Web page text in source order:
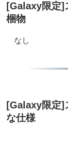
[Galaxy限定]
梱物
なし
[Galaxy限定]
な仕様